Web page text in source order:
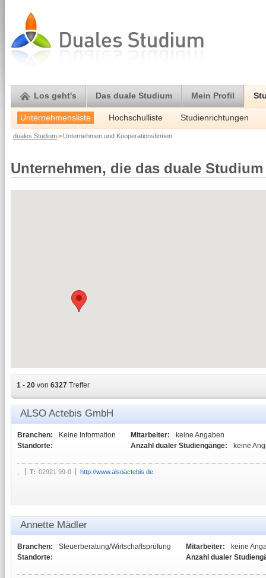
Los geht's Das duale Studium Mein Profil
Unternehmensliste Hochschulliste Studienrichtungen
duales Studium> Unternehmen und Kooperationsfirmen
Unternehmen, die das duale
1 - 20 von 6327 Treffer
ALSO Actebis GmbH
Branchen:
Keine Information
Standorte:
Mitarbeiter:
keine Angaben
Anzahl dualer Studiengänge:
keine
T: 02921 99-0 http://www.alsoactebis.de
Annette Mädler
Branchen:
Steuerberatung/Wirtschaftsprüfung
Standorte:
Mitarbeiter:
keine
Anzahl dualer